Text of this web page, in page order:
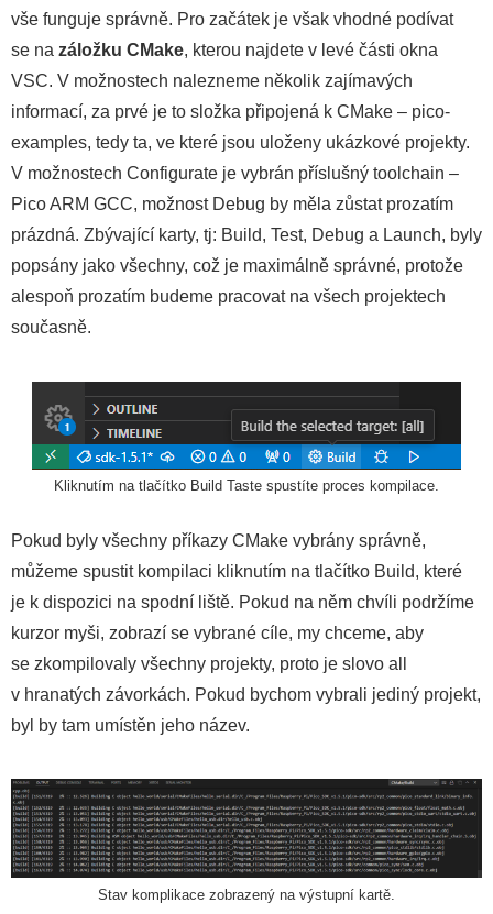
vše funguje správně. Pro začátek je však vhodné podívat
se na záložku CMake, kterou najdete v levé části okna
VSC. V možnostech nalezneme několik zajímavých
informací, za prvé je to složka připojená k CMake – pico-
examples, tedy ta, ve které jsou uloženy ukázkové projekty.
V možnostech Configurate je vybrán příslušný toolchain –
Pico ARM GCC, možnost Debug by měla zůstat prozatím
prázdná. Zbývající karty, tj: Build, Test, Debug a Launch, byly
popsány jako všechny, což je maximálně správné, protože
alespoň prozatím budeme pracovat na všech projektech
současně.
Kliknutím na tlačítko Build Taste spustíte proces kompilace.
Pokud byly všechny příkazy CMake vybrány správně,
můžeme spustit kompilaci kliknutím na tlačítko Build, které
je k dispozici na spodní liště. Pokud na něm chvíli podržíme
kurzor myši, zobrazí se vybrané cíle, my chceme, aby
se zkompilovaly všechny projekty, proto je slovo all
v hranatých závorkách. Pokud bychom vybrali jediný projekt,
byl by tam umístěn jeho název.
Stav komplikace zobrazený na výstupní kartě.